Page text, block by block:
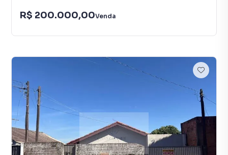
R$ 200.000,00Venda